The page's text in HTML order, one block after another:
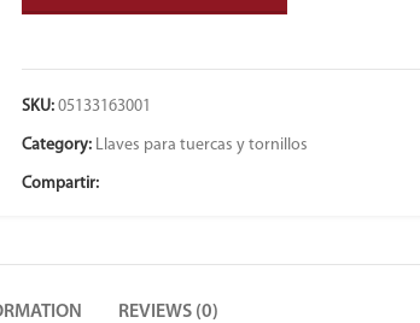
SKU: 05133163001
Category: Llaves para tuercas y tornillos
Compartir:
REVIEWS (0)